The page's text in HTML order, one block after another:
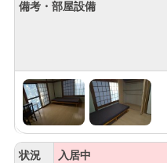
備考・部屋設備
状況 入居中